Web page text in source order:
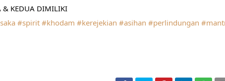
& KEDUA DIMILIKI
#spirit #khodam #kerejekian #asihan #perlindungan